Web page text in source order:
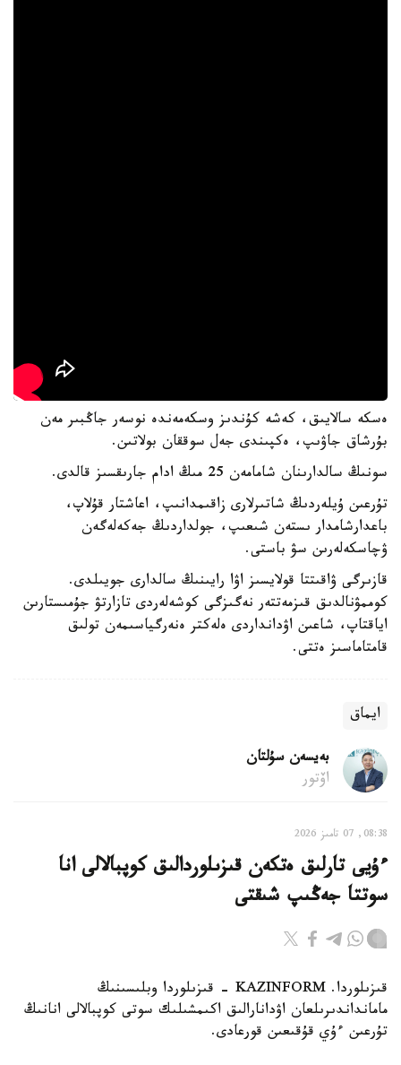
ەسكە سالايىق، كەشە كۇندىز وسكەمەندە نوسەر جاڭبىر مەن
بۇرشاق جاۋىپ، ەكپىندى جەل سوققان بولاتىن.
سونىڭ سالدارىنان شامامەن 25 مىڭ ادام جارىقسىز قالدى.
تۇرعىن ۇيلەردىڭ شاتىرلارى زاقىمدانىپ، اعاشتار قۇلاپ،
باعدارشامدار ىستەن شىعىپ، جولداردىڭ جەكەلەگەن
ۋچاسكەلەرىن سۋ باستى.
قازىرگى ۋاقىتتا قولايسىز اۋا رايىنىڭ سالدارى جويىلدى.
كوممۋنالدىق قىزمەتتەر نەگىزگى كوشەلەردى تازارتۋ جۇمىستارىن
اياقتاپ، شاعىن اۋدانداردى ەلەكتر ەنەرگياسىمەن تولىق
قامتاماسىز ەتتى.
ايماق
بەيسەن سۇلتان
اۆتور
08:38, 07 تامىز 2026
ءۇيى تارلىق ەتكەن قىزىلوردالىق كوپبالالى انا
سوتتا جەڭىپ شىقتى
قىزىلوردا. KAZINFORM - قىزىلوردا وبلىسىنىڭ
مامانداندىرىلعان اۋدانارالىق اكىمشىلىك سوتى كوپبالالى انانىڭ
تۇرعىن ءۇي قۇقىعىن قورعادى.